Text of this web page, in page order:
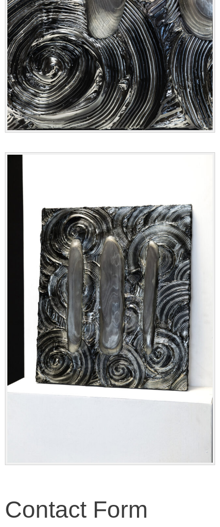
Contact Form